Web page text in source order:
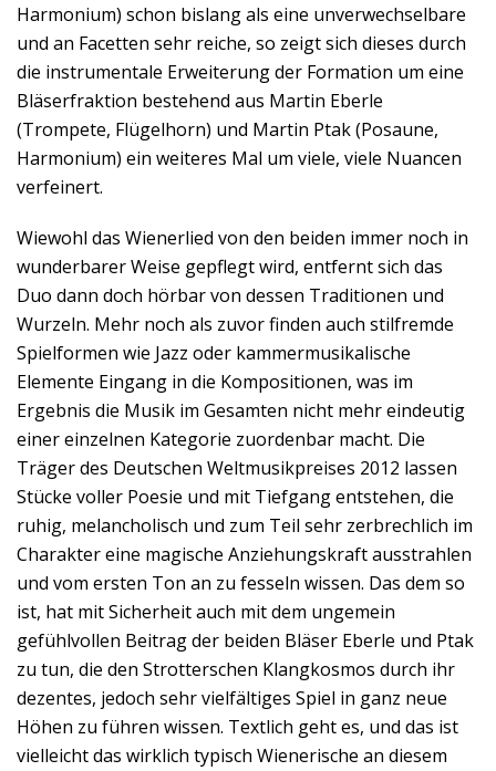
Harmonium) schon bislang als eine unverwechselbare
und an Facetten sehr reiche, so zeigt sich dieses durch
die instrumentale Erweiterung der Formation um eine
Bläserfraktion bestehend aus Martin Eberle
(Trompete, Flügelhorn) und Martin Ptak (Posaune,
Harmonium) ein weiteres Mal um viele, viele Nuancen
verfeinert.
Wiewohl das Wienerlied von den beiden immer noch in
wunderbarer Weise gepflegt wird, entfernt sich das
Duo dann doch hörbar von dessen Traditionen und
Wurzeln. Mehr noch als zuvor finden auch stilfremde
Spielformen wie Jazz oder kammermusikalische
Elemente Eingang in die Kompositionen, was im
Ergebnis die Musik im Gesamten nicht mehr eindeutig
einer einzelnen Kategorie zuordenbar macht. Die
Träger des Deutschen Weltmusikpreises 2012 lassen
Stücke voller Poesie und mit Tiefgang entstehen, die
ruhig, melancholisch und zum Teil sehr zerbrechlich im
Charakter eine magische Anziehungskraft ausstrahlen
und vom ersten Ton an zu fesseln wissen. Das dem so
ist, hat mit Sicherheit auch mit dem ungemein
gefühlvollen Beitrag der beiden Bläser Eberle und Ptak
zu tun, die den Strotterschen Klangkosmos durch ihr
dezentes, jedoch sehr vielfältiges Spiel in ganz neue
Höhen zu führen wissen. Textlich geht es, und das ist
vielleicht das wirklich typisch Wienerische an diesem